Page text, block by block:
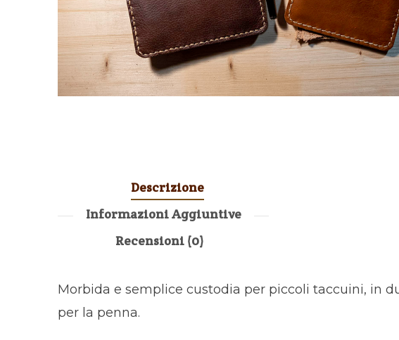
Descrizione
Informazioni Aggiuntive
Recensioni (0)
Morbida e semplice custodia per piccoli taccuini, in
per la penna.